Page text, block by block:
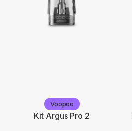
Voopoo
Kit Argus Pro 2